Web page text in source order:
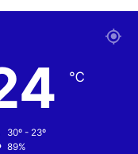
℃
30º - 23º
89%